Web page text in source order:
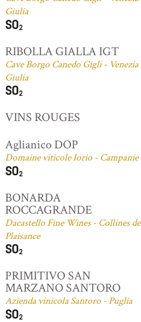
Giulia
RIBOLLA GIALLA IGT
Cave Borgo Canedo Gigli - Venezia
Giulia
VINS ROUGES
Aglianico DOP
Domaine viticole Iorio - Campanie
BONARDA
ROCCAGRANDE
Dacastello Fine Wines - Collines de
Plaisance
PRIMITIVO SAN
MARZANO SANTORO
Azienda vinicola Santoro - Puglia